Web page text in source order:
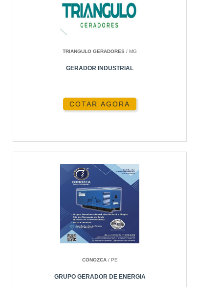
TRIANGULO GERADORES / MG
GERADOR INDUSTRIAL
COTAR AGORA
CONOZCA/ PE
GRUPO GERADOR DE ENERGIA